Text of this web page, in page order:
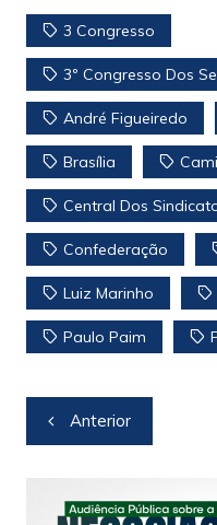
at
s
A
p
p
c
e
b
o
o
k
itt
er y
n
k
3 Congresso
3º Congresso Dos
André Figueiredo
Brasília
Central Dos
Confederação
Luiz Marinho
Paulo Paim
Navegação
de
Anterior